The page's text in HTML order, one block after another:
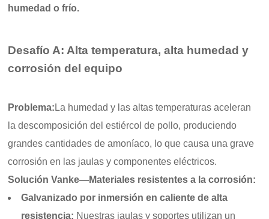
humedad o frío.
Desafío A: Alta temperatura, alta humedad y
corrosión del equipo
Problema: La humedad y las altas temperaturas aceleran
la descomposición del estiércol de pollo, produciendo
grandes cantidades de amoníaco, lo que causa una grave
corrosión en las jaulas y componentes eléctricos.
Solución Vanke—Materiales resistentes a la corrosión:
Galvanizado por inmersión en caliente de alta
resistencia: Nuestras jaulas y soportes utilizan un